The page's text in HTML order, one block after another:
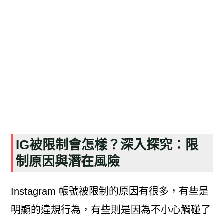
IG被限制會怎樣？深入探究：限
制原因與潛在風險
Instagram 帳號被限制的原因有很多，有些是
明顯的違規行為，有些則是因為不小心觸碰了